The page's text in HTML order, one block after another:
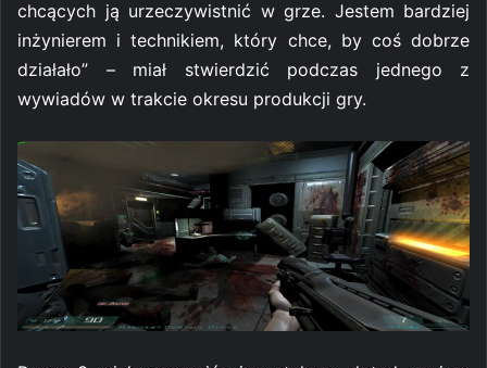
chcących ją urzeczywistnić w grze. Jestem bardziej
inżynierem i technikiem, który chce, by coś dobrze
działało” – miał stwierdzić podczas jednego z
wywiadów w trakcie okresu produkcji gry.